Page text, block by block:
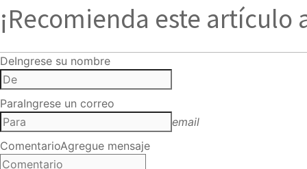
¡Recomienda este artículo
DeIngrese su nombre
ParaIngrese un correo
email
ComentarioAgregue mensaje